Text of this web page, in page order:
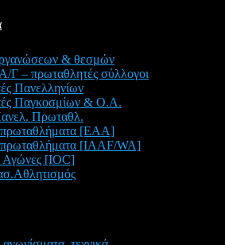
& θεσμών
Γ – πρωταθλητές σύλλογοι
Πανελληνίων
Παγκοσμίων & Ο.Α.
Πρωταθλ.
[EAA]
[IAAF/WA]
Αγώνες [IOC]